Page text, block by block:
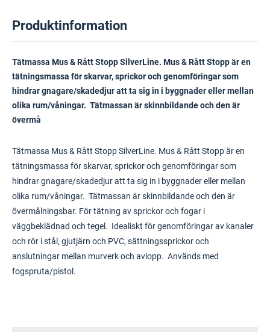
Produktinformation
Tätmassa Mus & Rått Stopp SilverLine. Mus & Rått Stopp är en
tätningsmassa för skarvar, sprickor och genomföringar som
hindrar gnagare/skadedjur att ta sig in i byggnader eller mellan
olika rum/våningar. Tätmassan är skinnbildande och den är
övermå
Tätmassa Mus & Rått Stopp SilverLine. Mus & Rått Stopp är en
tätningsmassa för skarvar, sprickor och genomföringar som
hindrar gnagare/skadedjur att ta sig in i byggnader eller mellan
olika rum/våningar. Tätmassan är skinnbildande och den är
övermålningsbar. För tätning av sprickor och fogar i
väggbeklädnad och tegel. Idealiskt för genomföringar av kanaler
och rör i stål, gjutjärn och PVC, sättningssprickor och
anslutningar mellan murverk och avlopp. Används med
fogspruta/pistol.